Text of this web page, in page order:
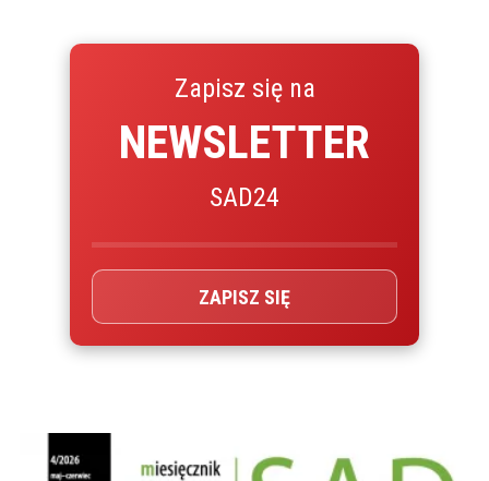
Zapisz się na
NEWSLETTER
SAD24
ZAPISZ SIĘ